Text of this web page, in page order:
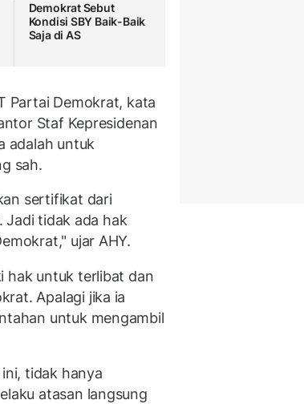
Demokrat Sebut
Kondisi SBY Baik-Baik
Saja di AS
Partai Demokrat, kata
Staf Kepresidenan
adalah untuk
sah.
sertifikat dari
Jadi tidak ada hak
ujar AHY.
hak untuk terlibat dan
Apalagi jika ia
untuk mengambil
tidak hanya
atasan langsung